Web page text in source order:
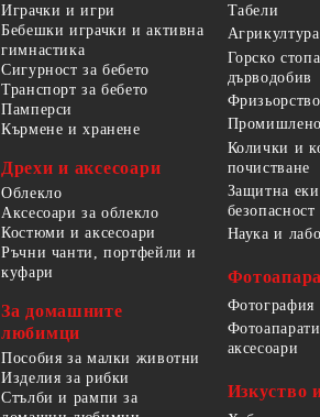
Играчки и игри
Бебешки играчки и активна
гимнастика
Сигурност за бебето
Транспорт за бебето
Памперси
Кърмене и хранене
Дрехи и аксесоари
Облекло
Аксесоари за облекло
Костюми и аксесоари
Ръчни чанти, портфейли и
куфари
За домашните
любимци
Пособия за малки животни
Изделия за рибки
Стълби и рампи за
Табели
Агрикултура
Горско
дърводобив
Колички и
почистване
Защитна
Наука и
Фотография
аксесоари
Изкуство